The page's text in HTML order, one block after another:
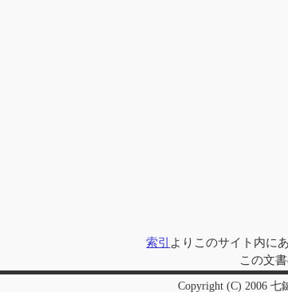
索引 よりこのサイト内に
この文
Copyright (C) 2006 七